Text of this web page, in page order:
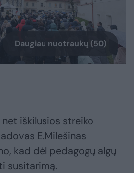
Daugiau nuotraukų (50)
iškilusios streiko
E.Milešinas
kad dėl pedagogų algų
susitarimą.